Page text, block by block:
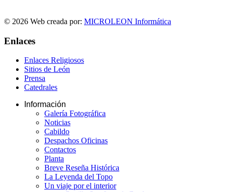
© 2026 Web creada por: MICROLEON Informática
Enlaces
Enlaces Religiosos
Sitios de León
Prensa
Catedrales
Información
Galería Fotográfica
Noticias
Cabildo
Despachos Oficinas
Contactos
Planta
Breve Reseña Histórica
La Leyenda del Topo
Un viaje por el interior